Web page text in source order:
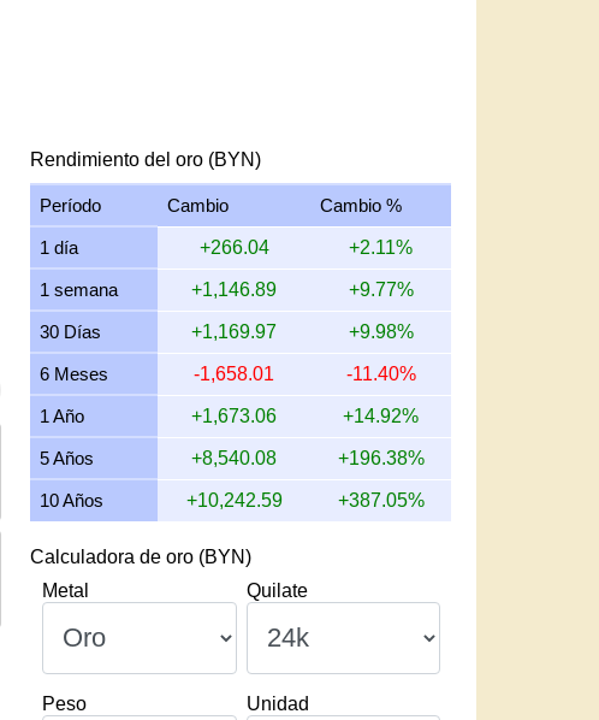
Rendimiento del oro (BYN)
Período Cambio Cambio %
1 día +266.04 +2.11%
1 semana +1,146.89 +9.77%
30 Días +1,169.97 +9.98%
6 Meses -1,658.01 -11.40%
1 Año +1,673.06 +14.92%
5 Años +8,540.08 +196.38%
10 Años +10,242.59 +387.05%
Calculadora de oro (BYN)
Metal
Quilate
Peso Unidad